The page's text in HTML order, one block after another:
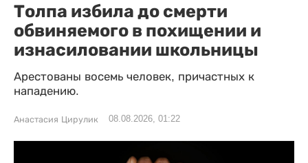
Толпа избила до смерти
обвиняемого в похищении и
изнасиловании школьницы
Арестованы восемь человек, причастных к
нападению.
Анастасия Цирулик 08.08.2026, 01:22